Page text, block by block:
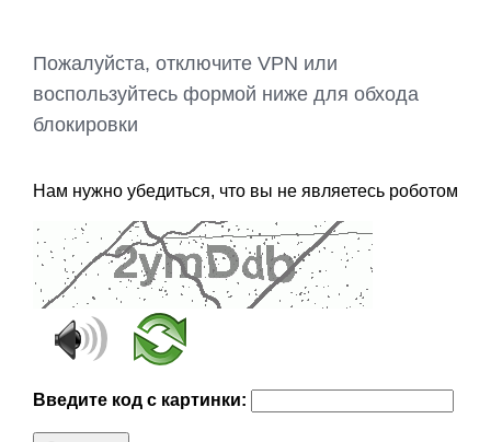
Пожалуйста, отключите VPN или
воспользуйтесь формой ниже для обхода
блокировки
Нам нужно убедиться, что вы не являетесь роботом
Введите код с картинки: